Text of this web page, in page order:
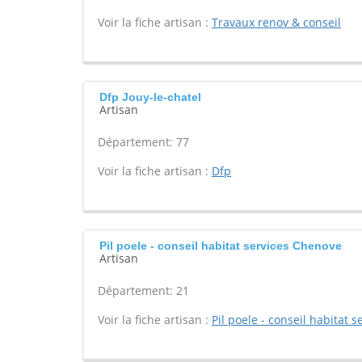
Voir la fiche artisan : Travaux renov & conseil
Dfp Jouy-le-chatel
Artisan
Département: 77
Voir la fiche artisan : Dfp
Pil poele - conseil habitat services Chenove
Artisan
Département: 21
Voir la fiche artisan : Pil poele - conseil habitat